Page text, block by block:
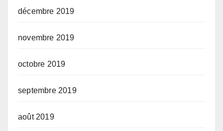
décembre 2019
novembre 2019
octobre 2019
septembre 2019
août 2019